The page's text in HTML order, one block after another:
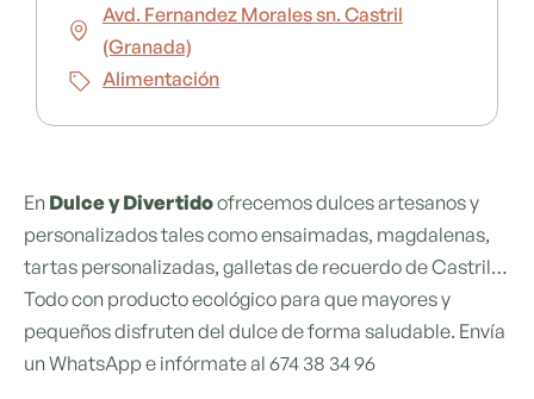
Avd. Fernandez Morales sn. Castril
(Granada)
Alimentación
En Dulce y Divertidoofrecemos dulces artesanos y
personalizados tales como ensaimadas, magdalenas,
tartas personalizadas, galletas de recuerdo de Castril…
Todo con producto ecológico para que mayores y
pequeños disfruten del dulce de forma saludable. Envía
un WhatsApp e infórmate al 674 38 34 96